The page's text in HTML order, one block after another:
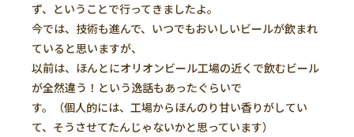
ず、ということで行ってきましたよ。
今では、技術も進んで、いつでもおいしいビールが飲まれ
ていると思いますが、
以前は、ほんとにオリオンビール工場の近くで飲むビール
が全然違う！という逸話もあったぐらいで
す。（個人的には、工場からほんのり甘い香りがしてい
て、そうさせてたんじゃないかと思っています）